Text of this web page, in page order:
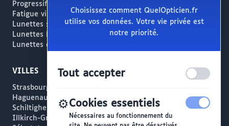
Progressifs / Presbytie
Fatigue visuelle / Écrans
Lunettes solaires
Lunettes haut de gamme
Lunettes créateur
VILLES
Strasbourg
Haguenau
Schiltigheim
Illkirch-Graffenstaden
Choisissez comment QuelOpticien.fr
utilise vos données. Votre vie privée est
notre priorité.
Tout accepter
⚙️Cookies essentiels
Nécessaires au fonctionnement du